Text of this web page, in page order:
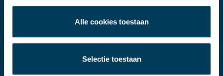
Alle cookies toestaan
Selectie toestaan